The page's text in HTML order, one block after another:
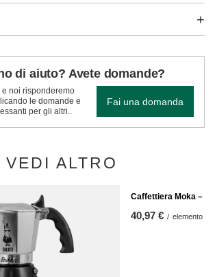
di aiuto? Avete domande?
e noi risponderemo
le domande e
per gli altri..
Fai una domanda
VEDI ALTRO
Caffettiera Moka –
40,97 € / elemento